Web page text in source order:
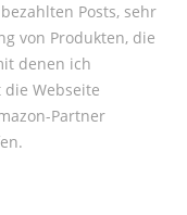
Posts, sehr
von Produkten, die
denen ich
Webseite
Partner